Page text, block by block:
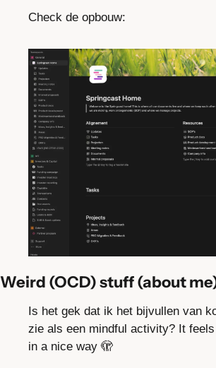
Check de opbouw:
Weird (OCD) stuff (about
Is het gek dat ik het bijvullen van
zie als een mindful activity? It
in a nice way 🫣